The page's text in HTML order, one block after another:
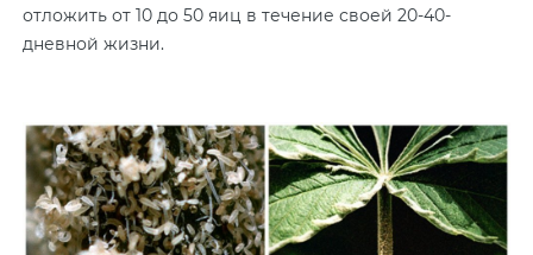
отложить от 10 до 50 яиц в течение своей 20-40-
дневной жизни.